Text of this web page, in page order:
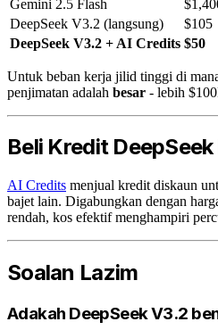
Gemini 2.5 Flash
DeepSeek V3.2 (langsung)
$105
DeepSeek V3.2 + AI Credits $50
Untuk beban kerja jilid tinggi di
penjimatan adalah besar - lebih
Beli Kredit
AI Credits menjual kredit diskaun
bajet lain. Digabungkan dengan
rendah, kos efektif menghampiri
Soalan Lazim
Adakah DeepSeek V3.2